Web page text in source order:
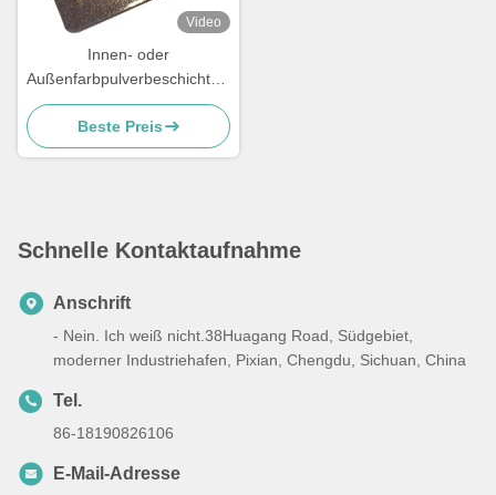
Video
Innen- oder
Außenfarbpulverbeschichtung
Epoxypolyesterpulverbeschichtung
Pulverhersteller
Beste Preis
Schnelle Kontaktaufnahme
Anschrift
- Nein. Ich weiß nicht.38Huagang Road, Südgebiet,
moderner Industriehafen, Pixian, Chengdu, Sichuan, China
Tel.
86-18190826106
E-Mail-Adresse